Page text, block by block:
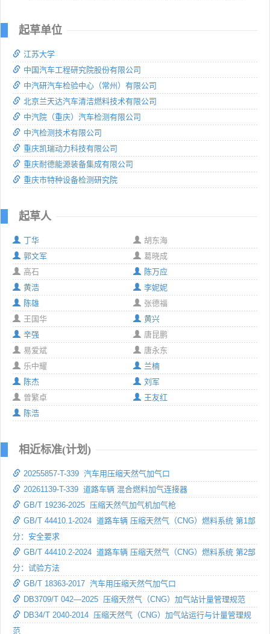
起草单位
江苏大学
中国汽车工程研究院股份有限公司
中汽研汽车检验中心（常州）有限公司
北京兰天达汽车清洁燃料技术有限公司
中汽院（重庆）汽车检测有限公司
中汽检测技术有限公司
重庆凯瑞动力科技有限公司
重庆耐德能源装备集成有限公司
重庆市特种设备检测研究院
起草人
丁华
胡东海
郭文军
葛晓成
高石
陈万应
黄浩
李妮妮
陈雄
张德福
王国华
黄兴
辛强
唐昆鹏
易爱斌
唐永东
乐中耀
兰楠
陈杰
刘军
曾繁卓
王友红
陈浩
相近标准(计划)
20255857-T-339 汽车用压缩天然气加气口
20261139-T-339 道路车辆 混合燃料加气连接器
GB/T 19236-2025 压缩天然气加气机加气枪
GB/T 44410.1-2024 道路车辆 压缩天然气（CNG）燃料系统 第1部
分：安全要求
GB/T 44410.2-2024 道路车辆 压缩天然气（CNG）燃料系统 第2部
分：试验方法
GB/T 18363-2017 汽车用压缩天然气加气口
DB3709/T 042—2025 压缩天然气（CNG）加气站计量管理规范
DB34/T 2040-2014 压缩天然气（CNG）加气站运行与计量管理规
范